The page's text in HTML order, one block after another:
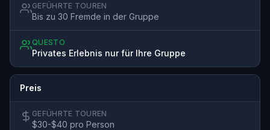
GEFÜHRTE TOUREN
Bis zu 30 Fremde in der Gruppe
QUESTO
Privates Erlebnis nur für Ihre Gruppe
Preis
GEFÜHRTE TOUREN
$30-$40 pro Person